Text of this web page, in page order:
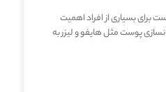
برای بسیاری از افراد اهمیت
پوست مثل هایفو و لیزر به